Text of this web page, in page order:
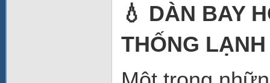
💧 DÀN BAY
THỐNG